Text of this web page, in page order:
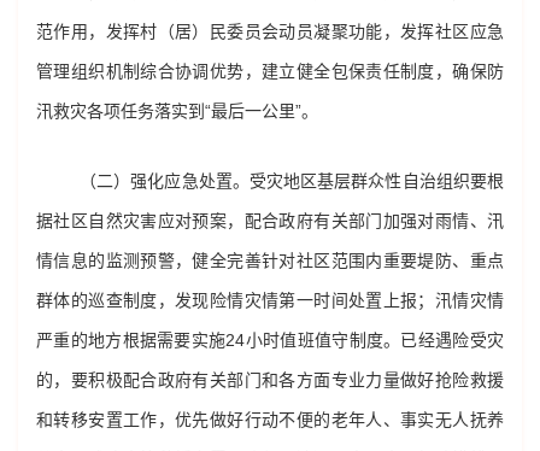
范作用，发挥村（居）民委员会动员凝聚功能，发挥社区应急
管理组织机制综合协调优势，建立健全包保责任制度，确保防
汛救灾各项任务落实到“最后一公里”。
（二）强化应急处置。受灾地区基层群众性自治组织要根
据社区自然灾害应对预案，配合政府有关部门加强对雨情、汛
情信息的监测预警，健全完善针对社区范围内重要堤防、重点
群体的巡查制度，发现险情灾情第一时间处置上报；汛情灾情
严重的地方根据需要实施24小时值班值守制度。已经遇险受灾
的，要积极配合政府有关部门和各方面专业力量做好抢险救援
和转移安置工作，优先做好行动不便的老年人、事实无人抚养